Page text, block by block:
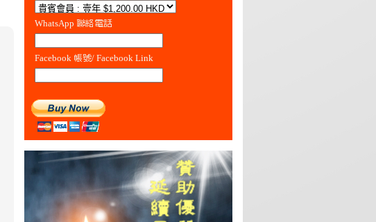
WhatsApp 聯絡電話
Facebook 帳號/ Facebook Link